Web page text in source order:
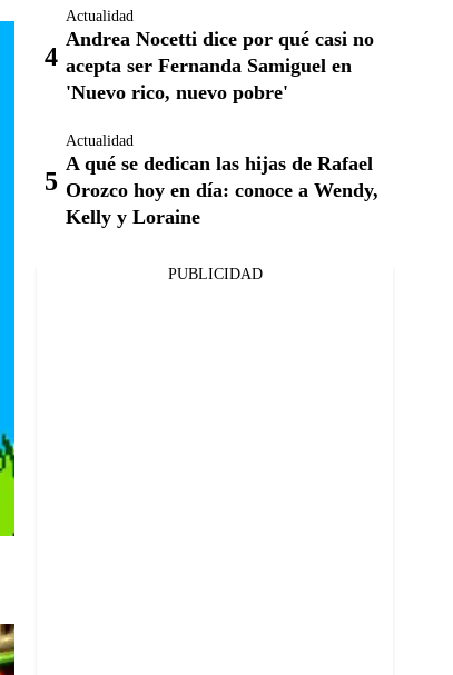
Actualidad
Andrea Nocetti dice por qué casi no
acepta ser Fernanda Samiguel en
'Nuevo rico, nuevo pobre'
Actualidad
A qué se dedican las hijas de Rafael
Orozco hoy en día: conoce a Wendy,
Kelly y Loraine
PUBLICIDAD